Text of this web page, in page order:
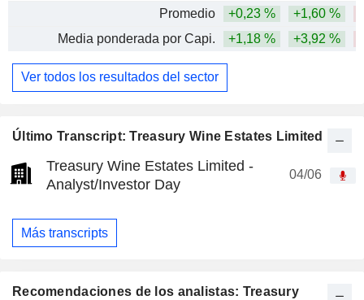
Último Transcript: Treasury Wine Estates Limited
Treasury Wine Estates Limited -
Analyst/Investor Day
04/06
Más transcripts
Recomendaciones de los analistas: Treasury
Promedio
+0,23 % +1,60 %
Media ponderada por Capi.
+1,18 % +3,92 %
Ver todos los resultados del sector